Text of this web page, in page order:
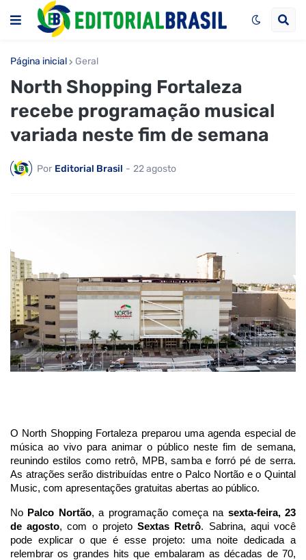
Página inicial Geral
North Shopping Fortaleza
recebe programação musical
variada neste fim de semana
Por Editorial Brasil - 22 agosto
O North Shopping Fortaleza preparou uma agenda especial de
música ao vivo para animar o público neste fim de semana,
reunindo estilos como retrô, MPB, samba e forró pé de serra.
As atrações serão distribuídas entre o Palco Nortão e o Quintal
Music, com apresentações gratuitas abertas ao público.
No Palco Nortão, a programação começa na sexta-feira, 23
de agosto, com o projetoSextas Retrô. Sabrina, aqui você
pode explicar o que é esse projeto: uma noite dedicada a
relembrar os grandes hits que embalaram as décadas de 70,